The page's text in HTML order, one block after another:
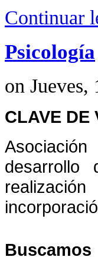
Continuar
Psicología
on Jueves,
CLAVE DE
As
desarrollo
Buscamos